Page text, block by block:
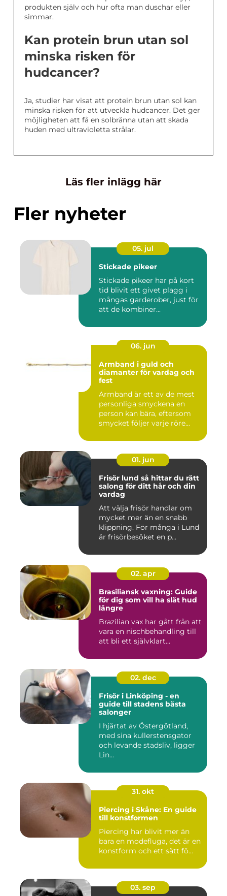
produkten själv och hur ofta man duschar eller
simmar.
Kan protein brun utan sol
minska risken för
hudcancer?
Ja, studier har visat att protein brun utan sol kan
minska risken för att utveckla hudcancer. Det ger
möjligheten att få en solbränna utan att skada
huden med ultravioletta strålar.
Läs fler inlägg här
Fler nyheter
05. jul
Stickade pikeer
Stickade pikeer har på kort
tid blivit ett givet plagg i
mångas garderober, just för
att de kombiner...
06. jun
Armband i guld och
diamanter för vardag och
fest
Armband är ett av de mest
personliga smyckena en
person kan bära, eftersom
smycket följer varje röre...
01. jun
Frisör lund så hittar du rätt
salong för ditt hår och din
vardag
Att välja frisör handlar om
mycket mer än en snabb
klippning. För många i Lund
är frisörbesöket en p...
02. apr
Brasiliansk vaxning: Guide
för dig som vill ha slät hud
längre
Brazilian vax har gått från att
vara en nischbehandling till
att bli ett självklart...
02. dec
Frisör i Linköping - en
guide till stadens bästa
salonger
I hjärtat av Östergötland,
med sina kullerstensgator
och levande stadsliv, ligger
Lin...
31. okt
Piercing i Skåne: En guide
till konstformen
Piercing har blivit mer än
bara en modefluga, det är en
konstform och ett sätt fö...
03. sep